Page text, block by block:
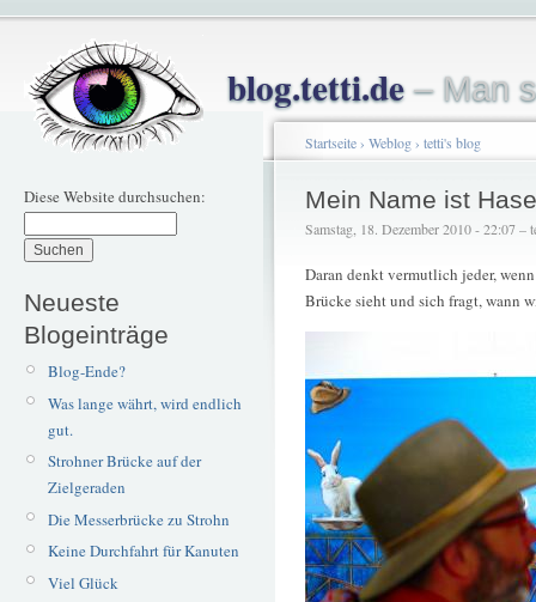
blog.tetti.de– Man
Diese Website durchsuchen:
Neueste
Blogeinträge
Blog-Ende?
Was lange währt, wird endlich
gut.
Strohner Brücke auf der
Zielgeraden
Die Messerbrücke zu Strohn
Keine Durchfahrt für Kanuten
Viel Glück
Startseite› Weblog› tetti's blog
Mein Name ist
Samstag, 18. Dezember 2010 - 22:07 –
Daran denkt vermutlich jeder,
Brücke sieht und sich fragt, wann